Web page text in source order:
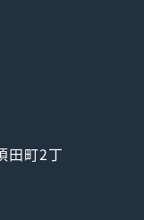
田町2丁